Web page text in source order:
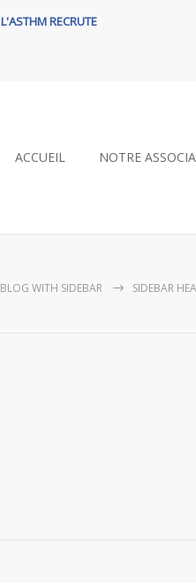
L'ASTHM RECRUTE
ACCUEIL NOTRE
BLOG WITH SIDEBAR SIDEBAR